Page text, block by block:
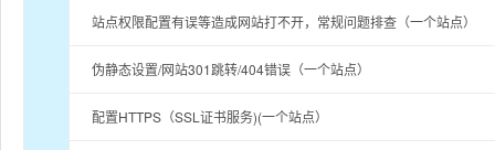
站点权限配置有误等造成网站打不开，常规问题排查（一个站点）
伪静态设置/网站301跳转/404错误（一个站点）
配置HTTPS（SSL证书服务)(一个站点）